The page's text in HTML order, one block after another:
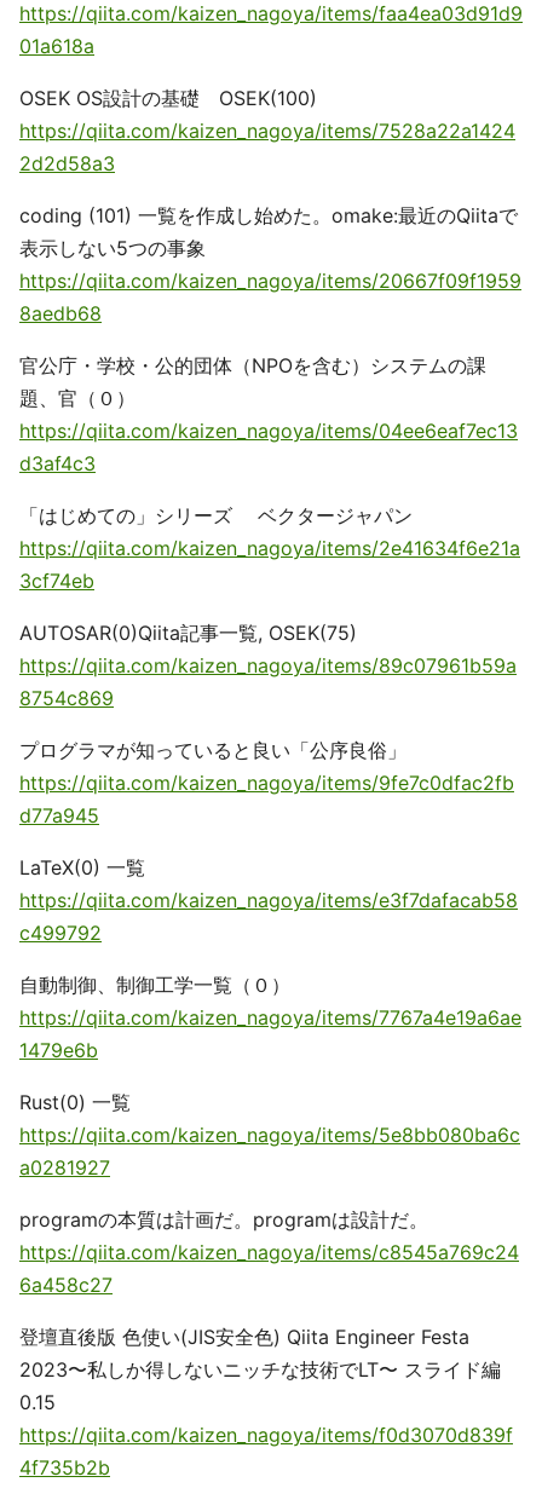
https://qiita.com/kaizen_nagoya/items/faa4ea03d91d9
01a618a
OSEK OS設計の基礎 OSEK(100)
https://qiita.com/kaizen_nagoya/items/7528a22a1424
2d2d58a3
coding (101) 一覧を作成し始めた。omake:最近のQiitaで
表示しない5つの事象
https://qiita.com/kaizen_nagoya/items/20667f09f1959
8aedb68
官公庁・学校・公的団体（NPOを含む）システムの課
題、官（０）
https://qiita.com/kaizen_nagoya/items/04ee6eaf7ec13
d3af4c3
「はじめての」シリーズ ベクタージャパン
https://qiita.com/kaizen_nagoya/items/2e41634f6e21a
3cf74eb
AUTOSAR(0)Qiita記事一覧, OSEK(75)
https://qiita.com/kaizen_nagoya/items/89c07961b59a
8754c869
プログラマが知っていると良い「公序良俗」
https://qiita.com/kaizen_nagoya/items/9fe7c0dfac2fb
d77a945
LaTeX(0) 一覧
https://qiita.com/kaizen_nagoya/items/e3f7dafacab58
c499792
自動制御、制御工学一覧（０）
https://qiita.com/kaizen_nagoya/items/7767a4e19a6ae
1479e6b
Rust(0) 一覧
https://qiita.com/kaizen_nagoya/items/5e8bb080ba6c
a0281927
programの本質は計画だ。programは設計だ。
https://qiita.com/kaizen_nagoya/items/c8545a769c24
6a458c27
登壇直後版 色使い(JIS安全色) Qiita Engineer Festa
2023〜私しか得しないニッチな技術でLT〜 スライド編
0.15
https://qiita.com/kaizen_nagoya/items/f0d3070d839f
4f735b2b